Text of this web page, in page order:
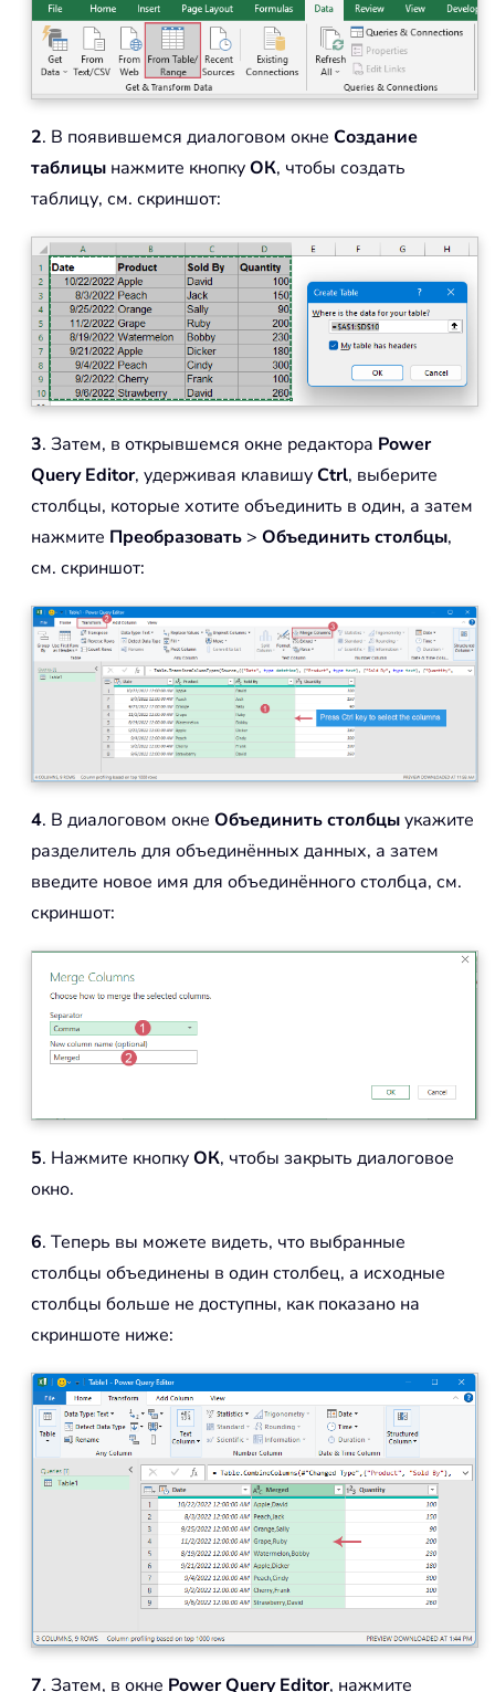
2. В появившемся диалоговом окне Создание
таблицы нажмите кнопкуОК, чтобы создать
таблицу, см. скриншот:
3. Затем, в открывшемся окне редактора Power
Query Editor, удерживая клавишуCtrl, выберите
столбцы, которые хотите объединить в один, а затем
нажмите Преобразовать > Объединить столбцы,
см. скриншот:
4. В диалоговом окне Объединить столбцыукажите
разделитель для объединённых данных, а затем
введите новое имя для объединённого столбца, см.
скриншот:
5. Нажмите кнопкуОК, чтобы закрыть диалоговое
окно.
6. Теперь вы можете видеть, что выбранные
столбцы объединены в один столбец, а исходные
столбцы больше не доступны, как показано на
скриншоте ниже:
7. Затем, в окне Power Query Editor, нажмите